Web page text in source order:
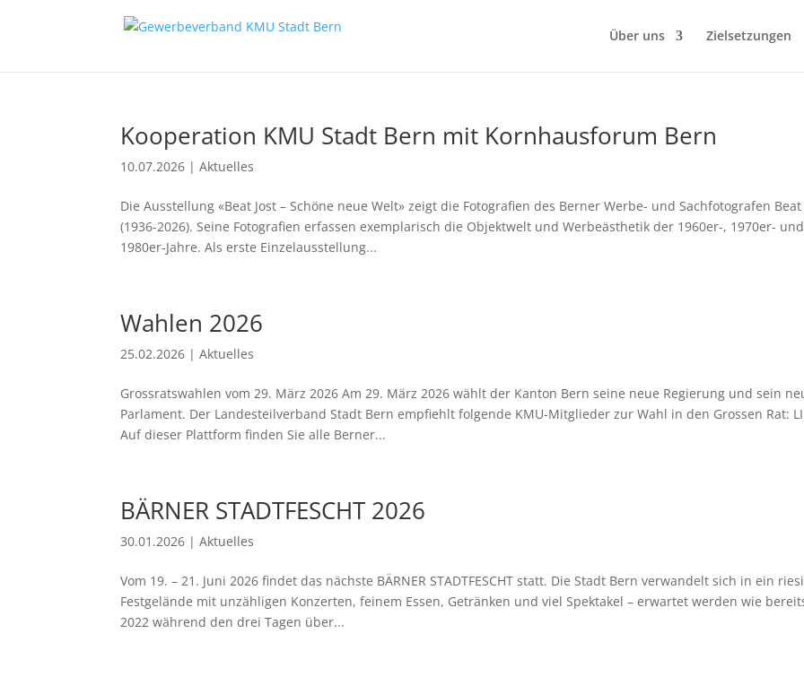
Über uns Zielsetzungen
Kooperation KMU Stadt Bern mit Kornhausforum Bern
10.07.2026 |Aktuelles
Die Ausstellung «Beat Jost – Schöne neue Welt» zeigt die Fotografien des Berner Werbe- und Sachfotografen Beat
(1936-2026). Seine Fotografien erfassen exemplarisch die Objektwelt und Werbeästhetik der 1960er-, 1970er- und
1980er-Jahre. Als erste Einzelausstellung...
Wahlen 2026
25.02.2026 |Aktuelles
Grossratswahlen vom 29. März 2026 Am 29. März 2026 wählt der Kanton Bern seine neue Regierung und sein
Parlament. Der Landesteilverband Stadt Bern empfiehlt folgende KMU-Mitglieder zur Wahl in den Grossen Rat:
Auf dieser Plattform finden Sie alle Berner...
BÄRNER STADTFESCHT 2026
30.01.2026 |Aktuelles
Vom 19. – 21. Juni 2026 findet das nächste BÄRNER STADTFESCHT statt. Die Stadt Bern verwandelt sich in ein
Festgelände mit unzähligen Konzerten, feinem Essen, Getränken und viel Spektakel – erwartet werden wie
2022 während den drei Tagen über...